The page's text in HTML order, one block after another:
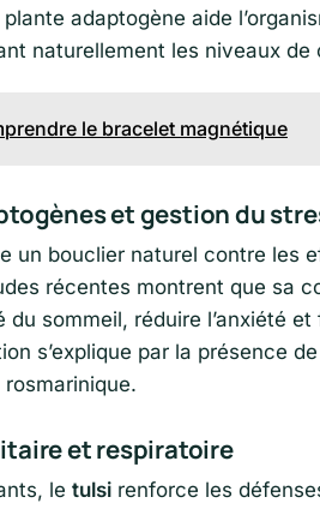
adaptogène aide
naturellement les niveaux de
le bracelet magnétique
et gestion du
un bouclier naturel contre les
récentes montrent que sa
du sommeil, réduire l’anxiété
s’explique par la présence
rosmarinique.
et respiratoire
le tulsi renforce les